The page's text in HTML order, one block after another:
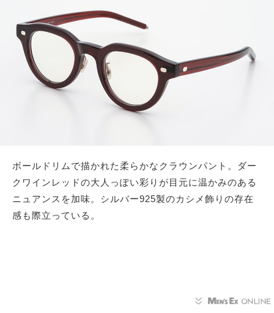
ボールドリムで描かれた柔らかなクラウンパント。ダー
クワインレッドの大人っぽい彩りが目元に温かみのある
ニュアンスを加味。シルバー925製のカシメ飾りの存在
感も際立っている。